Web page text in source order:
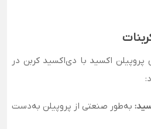
پروپیلن اکسید با دی‌اکسید کربن در
به‌طور صنعتی از پروپیلن به‌دست